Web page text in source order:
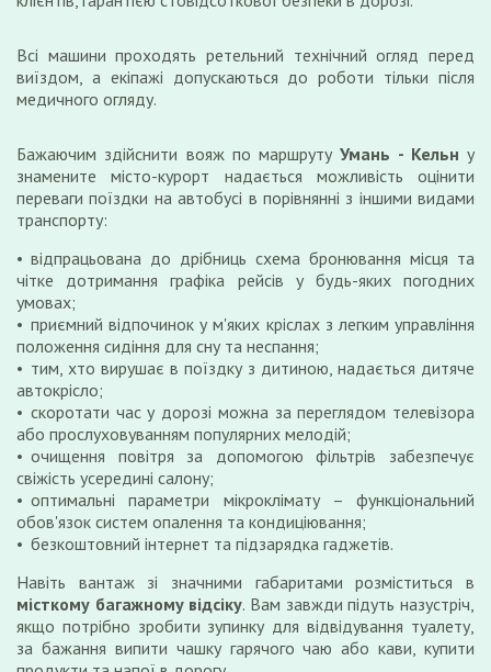
Всі машини проходять ретельний технічний огляд перед
виїздом, а екіпажі допускаються до роботи тільки після
медичного огляду.
Бажаючим здійснити вояж по маршруту Умань - Кельн у
знамените місто-курорт надається можливість оцінити
переваги поїздки на автобусі в порівнянні з іншими видами
транспорту:
відпрацьована до дрібниць схема бронювання місця та
чітке дотримання графіка рейсів у будь-яких погодних
умовах;
приємний відпочинок у м'яких кріслах з легким управління
положення сидіння для сну та неспання;
тим, хто вирушає в поїздку з дитиною, надається дитяче
автокрісло;
скоротати час у дорозі можна за переглядом телевізора
або прослуховуванням популярних мелодій;
очищення повітря за допомогою фільтрів забезпечує
свіжість усередині салону;
оптимальні параметри мікроклімату – функціональний
обов'язок систем опалення та кондиціювання;
безкоштовний інтернет та підзарядка гаджетів.
Навіть вантаж зі значними габаритами розміститься в
місткому багажному відсіку. Вам завжди підуть назустріч,
якщо потрібно зробити зупинку для відвідування туалету,
за бажання випити чашку гарячого чаю або кави, купити